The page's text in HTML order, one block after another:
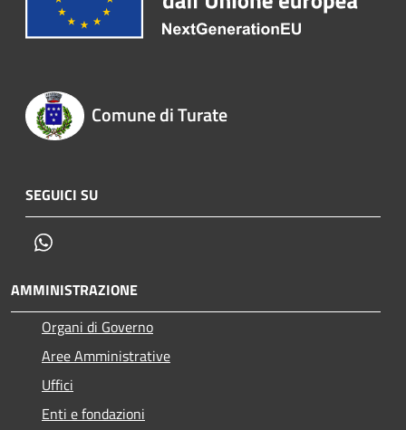
Comune di Turate
SEGUICI SU
AMMINISTRAZIONE
Organi di Governo
Aree Amministrative
Uffici
Enti e fondazioni